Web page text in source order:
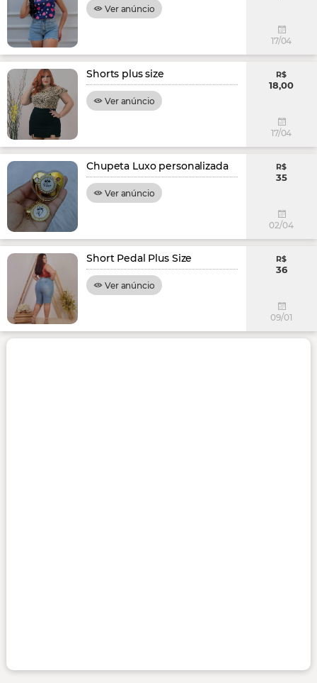
Ver anúncio
17/04
Shorts plus size
Ver anúncio
R$
18,00
17/04
Chupeta Luxo personalizada
Ver anúncio
R$
35
02/04
Short Pedal Plus Size
Ver anúncio
R$
36
09/01